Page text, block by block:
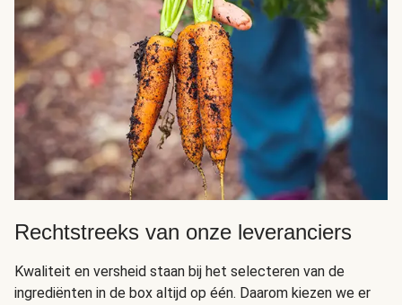
Rechtstreeks van onze leveranciers
Kwaliteit en versheid staan bij het selecteren van de
ingrediënten in de box altijd op één. Daarom kiezen we er